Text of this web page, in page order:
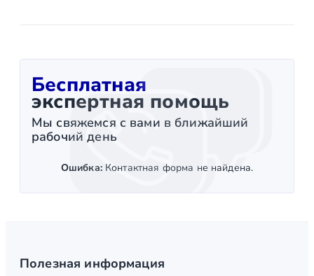
Бесплатная
экспертная помощь
Мы свяжемся с вами в ближайший
рабочий день
Ошибка:Контактная форма не найдена.
Полезная информация